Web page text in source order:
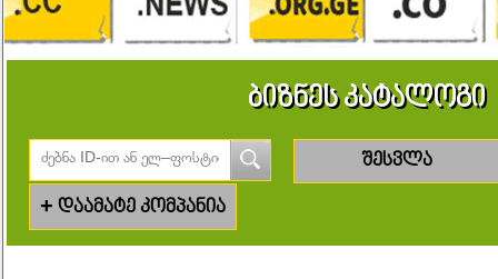
ბიზნეს კატალოგი
შესვლა
+ დაამატე კომპანია